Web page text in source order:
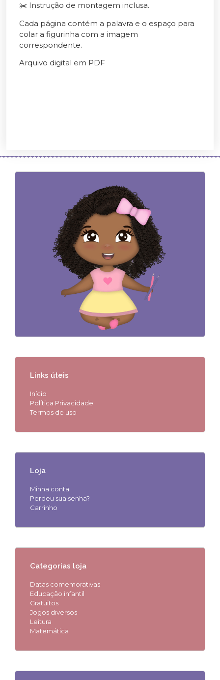
✂️ Instrução de montagem inclusa.
Cada página contém a palavra e o espaço para
colar a figurinha com a imagem
correspondente.
Arquivo digital em PDF
Links úteis
Início
Política Privacidade
Termos de uso
Loja
Minha conta
Perdeu sua senha?
Carrinho
Categorias loja
Datas comemorativas
Educação infantil
Gratuitos
Jogos diversos
Leitura
Matemática